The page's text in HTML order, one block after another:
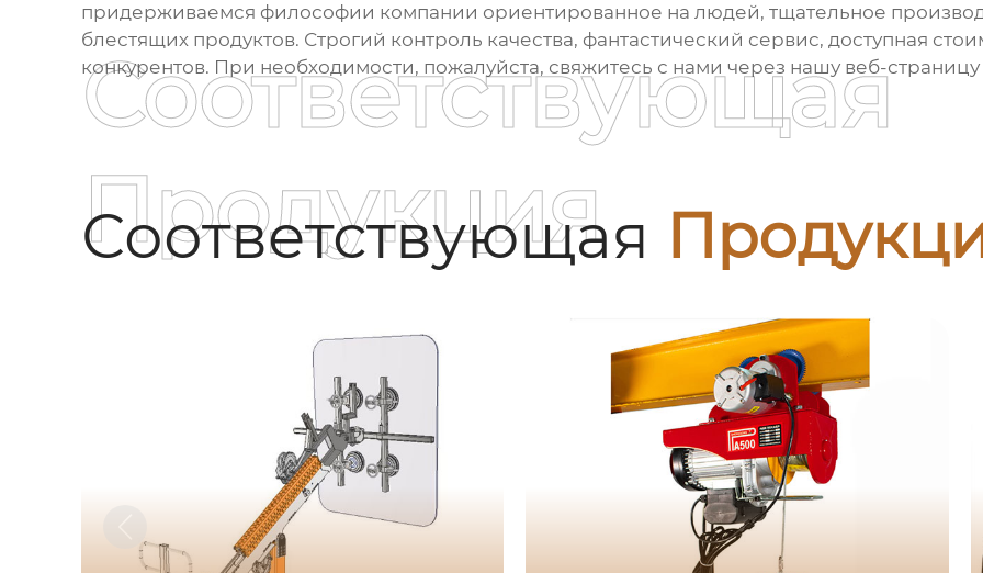
придерживаемся философии компании ориентированное на людей, тщательное
блестящих продуктов. Строгий контроль качества, фантастический сервис, доступная
конкурентов. При необходимости, пожалуйста, свяжитесь с нами через нашу веб-страницу
Соответствующая
Соответствующая
Продукция